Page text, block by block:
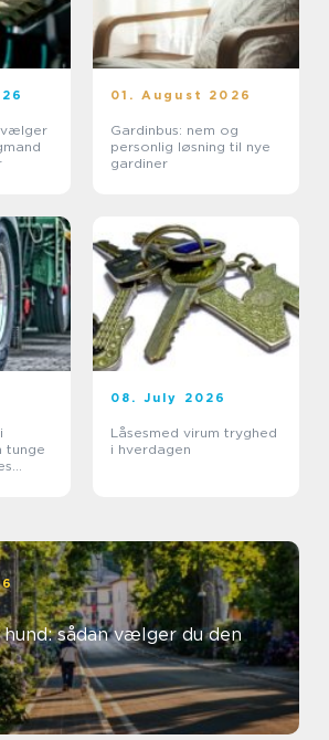
vælger
01. August 2026
Gardinbus: nem og
personlig løsning til nye
gardiner
tunge
08. July 2026
Låsesmed virum tryghed
i hverdagen
sådan vælger du den